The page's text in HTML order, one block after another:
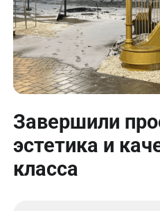
Завершили
эстетика и
класса